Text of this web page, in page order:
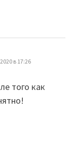
в 17:26
того как